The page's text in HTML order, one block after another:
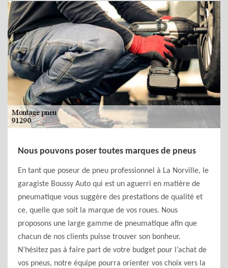
Nous pouvons poser toutes marques de pneus
En tant que poseur de pneu professionnel à La Norville, le
garagiste Boussy Auto qui est un aguerri en matière de
pneumatique vous suggère des prestations de qualité et
ce, quelle que soit la marque de vos roues. Nous
proposons une large gamme de pneumatique afin que
chacun de nos clients puisse trouver son bonheur.
N’hésitez pas à faire part de votre budget pour l’achat de
vos pneus, notre équipe pourra orienter vos choix vers la